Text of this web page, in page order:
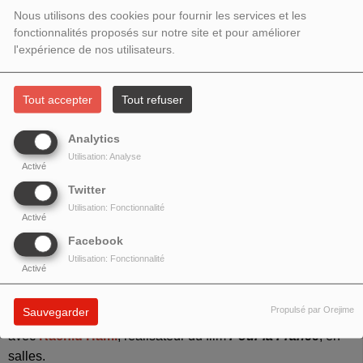
Nous utilisons des cookies pour fournir les services et les
fonctionnalités proposés sur notre site et pour améliorer
l'expérience de nos utilisateurs.
Tout accepter Tout refuser
Analytics
Activé
Utilisation: Analyse
Twitter
Activé
Utilisation: Fonctionnalité
Facebook
Activé
Utilisation: Fonctionnalité
Sauvegarder Propulsé par Orejime
HAMI
avecRachid Hami, réalisateur du filmPour la France, en
salles.